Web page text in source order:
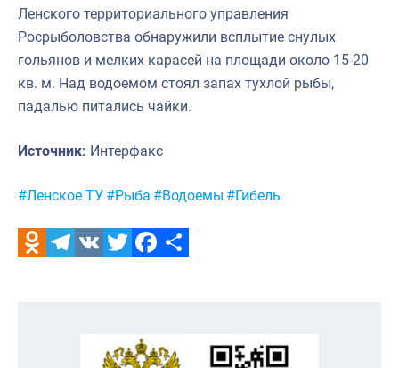
Ленского территориального управления
Росрыболовства обнаружили всплытие снулых
гольянов и мелких карасей на площади около 15-20
кв. м. Над водоемом стоял запах тухлой рыбы,
падалью питались чайки.
Источник: Интерфакс
Метки:
#Ленское ТУ #Рыба #Водоемы #Гибель